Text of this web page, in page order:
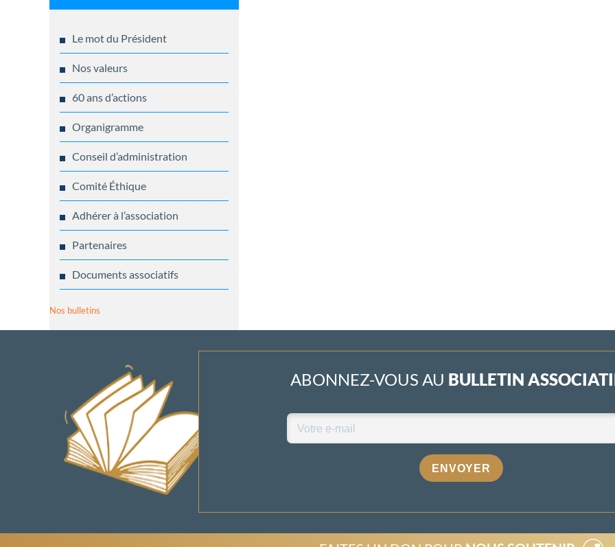
Le mot du Président
Nos valeurs
60 ans d’actions
Organigramme
Conseil d’administration
Comité Éthique
Adhérer à l’association
Partenaires
Documents associatifs
Nos bulletins
ABONNEZ-VOUS AU BULLETIN
ENVOYER